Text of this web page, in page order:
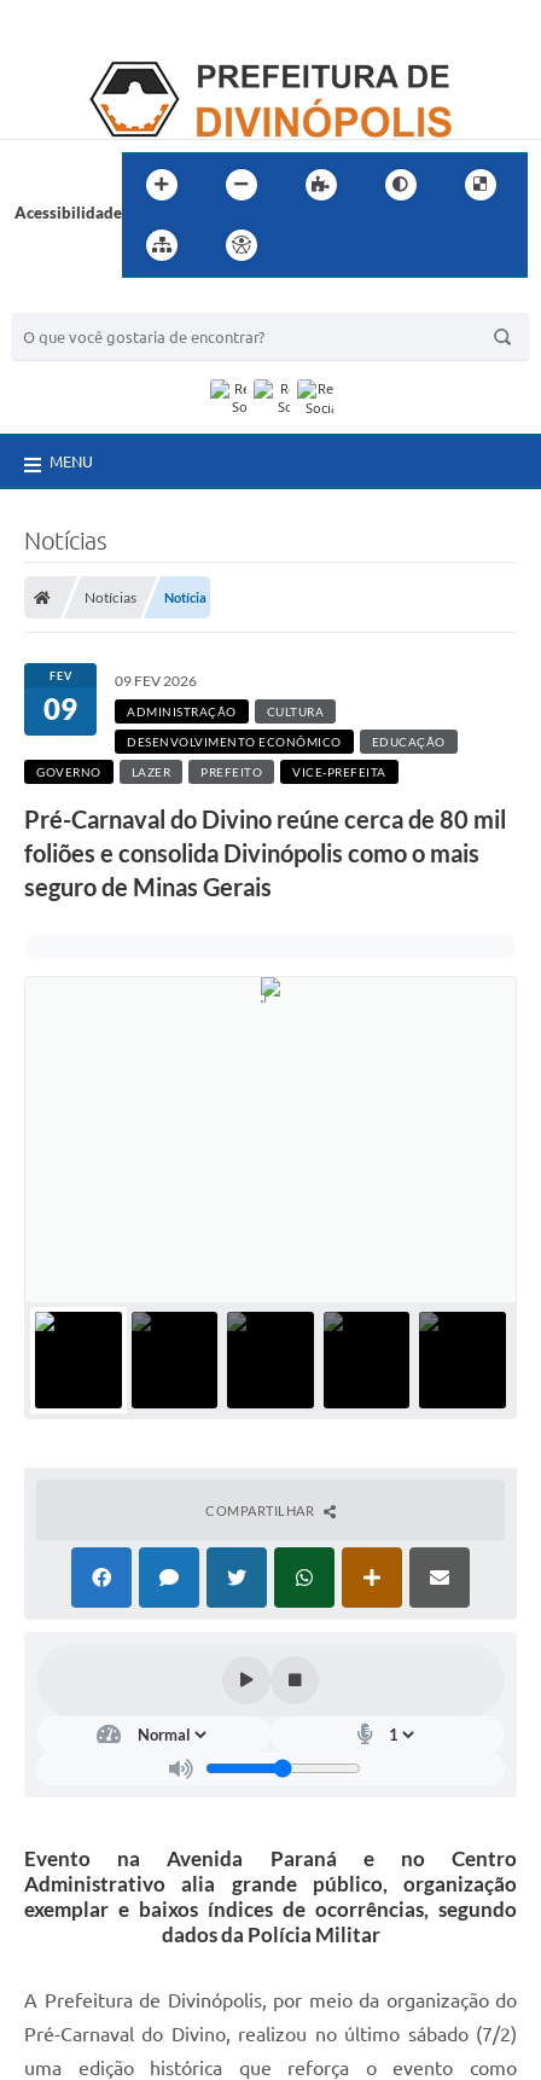
Acessibilidade
MENU
Notícias
Notícias Notícia
FEV
09
09 FEV 2026
ADMINISTRAÇÃO CULTURA
DESENVOLVIMENTO ECONÔMICO EDUCAÇÃO
GOVERNO LAZER PREFEITO VICE-PREFEITA
Pré-Carnaval do Divino reúne cerca de 80 mil
foliões e consolida Divinópolis como o mais
seguro de Minas Gerais
COMPARTILHAR
Evento na Avenida Paraná e no Centro
Administrativo alia grande público, organização
exemplar e baixos índices de ocorrências, segundo
dados da Polícia Militar
A Prefeitura de Divinópolis, por meio da organização do
Pré-Carnaval do Divino, realizou no último sábado (7/2)
uma edição histórica que reforça o evento como